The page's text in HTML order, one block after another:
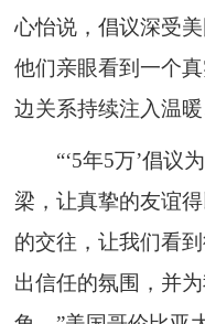
心怡说，倡议深受
他们亲眼看到一个
边关系持续注入温暖
“‘5年5万’倡议
梁，让真挚的友谊
的交往，让我们看
出信任的氛围，并